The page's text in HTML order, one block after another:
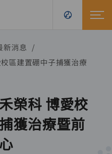
新消息
區建置硼中子捕獲治療
榮科 博愛校
獲治療暨前